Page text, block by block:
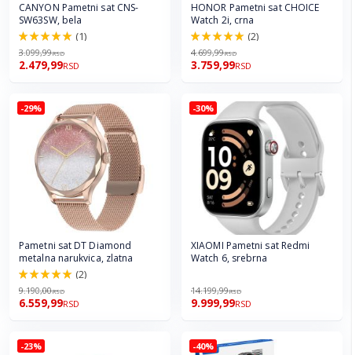
CANYON Pametni sat CNS-
SW63SW, bela
100.0%
(1)
3.099,99RSD
2.479,99RSD
HONOR Pametni sat CHOICE
Watch 2i, crna
100.0%
(2)
4.699,99RSD
3.759,99RSD
-29%
Pametni sat DT Diamond
metalna narukvica, zlatna
100.0%
(2)
9.190,00RSD
6.559,99RSD
-30%
XIAOMI Pametni sat Redmi
Watch 6, srebrna
14.199,99RSD
9.999,99RSD
-23% -40%